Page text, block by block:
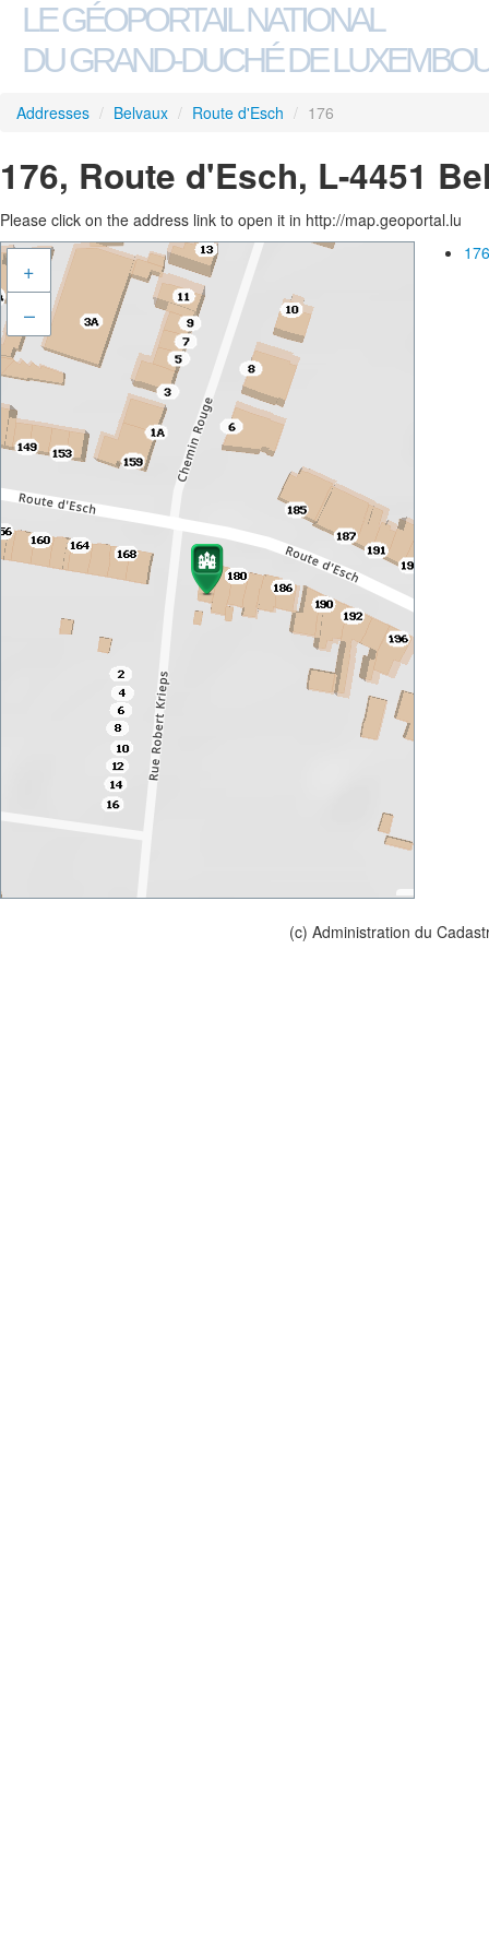
LE GÉOPORTAIL NATIONAL
DU GRAND-DUCHÉ DE
Addresses / Belvaux / Route d'Esch / 176
176, Route d'Esch, L-4451
Please click on the address link to open it in http://map.geoportal.lu
+
–
(c) Administration du